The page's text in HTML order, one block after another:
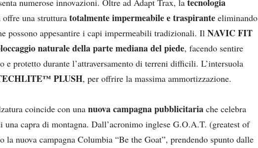
numerose innovazioni. Oltre ad Adapt Trax, la
una struttura totalmente impermeabile e traspirante eliminando
possono appesantire i capi impermeabili tradizionali. Il NAVIC FIT
naturale della parte mediana del piede, facendo sentire
e protetto durante l’attraversamento di terreni difficili. L’intersuola
PLUSH, per offrire la massima ammortizzazione.
coincide con una nuova campagna pubblicitaria che celebra
una capra di montagna. Dall’acronimo inglese G.O.A.T. (greatest of
la nuova campagna Columbia “Be the Goat”, prendendo spunto dalle